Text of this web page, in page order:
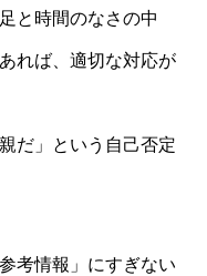
と時間のなさの中
れば、適切な対応が
だ」という自己否定
考情報」にすぎない